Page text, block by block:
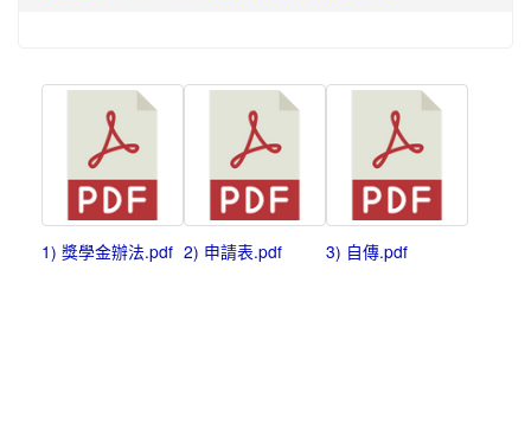
1) 獎學金辦法.pdf 2) 申請表.pdf 3) 自傳.pdf